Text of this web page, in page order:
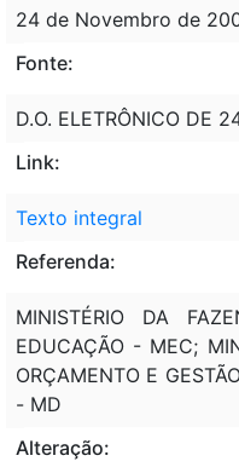
24 de Novembro de
Fonte:
D.O. ELETRÔNICO DE
Link:
Texto integral
Referenda:
MINISTÉRIO DA
EDUCAÇÃO - MEC;
ORÇAMENTO E
- MD
Alteração: